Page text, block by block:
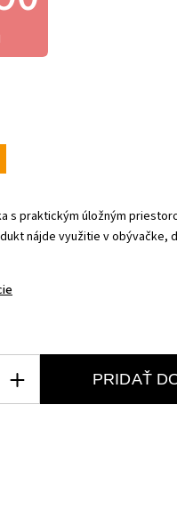
s praktickým úložným
nájde využitie v obývačke,
PRIDAŤ